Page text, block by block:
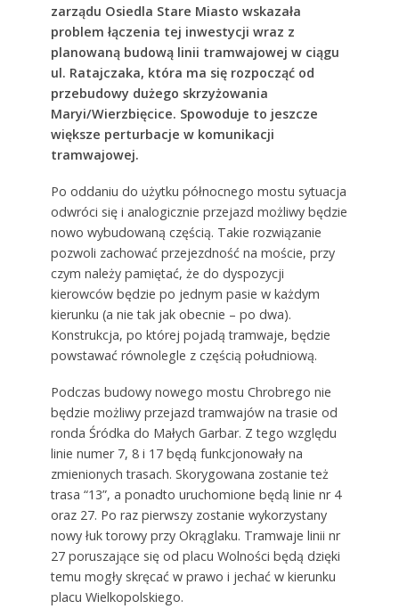
zarządu Osiedla Stare Miasto wskazała
problem łączenia tej inwestycji wraz z
planowaną budową linii tramwajowej w ciągu
ul. Ratajczaka, która ma się rozpocząć od
przebudowy dużego skrzyżowania
Maryi/Wierzbięcice. Spowoduje to jeszcze
większe perturbacje w komunikacji
tramwajowej.
Po oddaniu do użytku północnego mostu sytuacja
odwróci się i analogicznie przejazd możliwy będzie
nowo wybudowaną częścią. Takie rozwiązanie
pozwoli zachować przejezdność na moście, przy
czym należy pamiętać, że do dyspozycji
kierowców będzie po jednym pasie w każdym
kierunku (a nie tak jak obecnie – po dwa).
Konstrukcja, po której pojadą tramwaje, będzie
powstawać równolegle z częścią południową.
Podczas budowy nowego mostu Chrobrego nie
będzie możliwy przejazd tramwajów na trasie od
ronda Śródka do Małych Garbar. Z tego względu
linie numer 7, 8 i 17 będą funkcjonowały na
zmienionych trasach. Skorygowana zostanie też
trasa “13”, a ponadto uruchomione będą linie nr 4
oraz 27. Po raz pierwszy zostanie wykorzystany
nowy łuk torowy przy Okrąglaku. Tramwaje linii nr
27 poruszające się od placu Wolności będą dzięki
temu mogły skręcać w prawo i jechać w kierunku
placu Wielkopolskiego.